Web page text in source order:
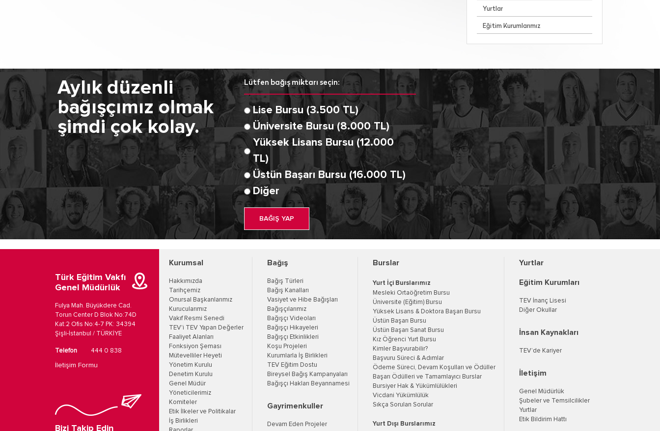
Yurtlar
Eğitim Kurumlarımız
Aylık düzenli
bağışçımız olmak
şimdi çok kolay.
Lütfen bağış miktarı seçin:
Lise Bursu (3.500 TL)
Üniversite Bursu (8.000 TL)
Yüksek Lisans Bursu (12.000
TL)
Üstün Başarı Bursu (16.000 TL)
Diğer
BAĞIŞ YAP
Türk Eğitim Vakfı
Genel Müdürlük
Fulya Mah. Büyükdere Cad.
Torun Center D Blok No:74D
Kat:2 Ofis No:4-7 PK: 34394
Şişli-İstanbul / TÜRKİYE
Telefon 444 0 838
İletişim Formu
Bizi Takip Edin
Kurumsal
Hakkımızda
Tarihçemiz
Onursal Başkanlarımız
Kurucularımız
Vakıf Resmi Senedi
TEV'i TEV Yapan Değerler
Faaliyet Alanları
Fonksiyon Şeması
Mütevelliler Heyeti
Yönetim Kurulu
Denetim Kurulu
Genel Müdür
Yöneticilerimiz
Komiteler
Etik İlkeler ve Politikalar
İş Birlikleri
Bağış
Bağış Türleri
Bağış Kanalları
Vasiyet ve Hibe Bağışları
Bağışçılarımız
Bağışçı Videoları
Bağışçı Hikayeleri
Bağışçı Etkinlikleri
Koşu Projeleri
Kurumlarla İş Birlikleri
TEV Eğitim Dostu
Bireysel Bağış Kampanyaları
Bağışçı Hakları Beyannamesi
Gayrimenkuller
Devam Eden Projeler
Burslar
Yurt İçi Burslarımız
Mesleki Ortaöğretim Bursu
Üniversite (Eğitim) Bursu
Yüksek Lisans & Doktora Başarı Bursu
Üstün Başarı Bursu
Üstün Başarı Sanat Bursu
Kız Öğrenci Yurt Bursu
Kimler Başvurabilir?
Başvuru Süreci & Adımlar
Ödeme Süreci, Devam Koşulları ve Ödüller
Başarı Ödülleri ve Tamamlayıcı Burslar
Bursiyer Hak & Yükümlülükleri
Vicdani Yükümlülük
Sıkça Sorulan Sorular
Yurt Dışı Burslarımız
Yurtlar
Eğitim Kurumları
TEV İnanç Lisesi
Diğer Okullar
İnsan Kaynakları
TEV’de Kariyer
İletişim
Genel Müdürlük
Şubeler ve Temsilcilikler
Yurtlar
Etik Bildirim Hattı